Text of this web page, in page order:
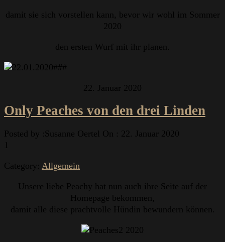
damit sie sich vorstellen kann, bevor wir wohl im Sommer
2020
den ersten Wurf mit ihr planen.
22. Januar 2020
Only Peaches von den drei Linden
Posted by : Susanne Oertel On :
22. Januar 2020
1
Category: Allgemein
Unsere liebe Peachy hat nun auch ihre Seite auf der
Homepage bekommen,
damit alle diese prachtvolle Hündin bewundern können.